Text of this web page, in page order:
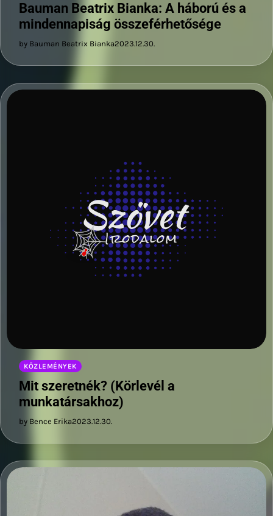
Bauman Beatrix Bianka: A háború és a
mindennapiság összeférhetősége
by Bauman Beatrix Bianka2023.12.30.
KÖZLEMÉNYEK
Mit szeretnék? (Körlevél a
munkatársakhoz)
by Bence Erika2023.12.30.